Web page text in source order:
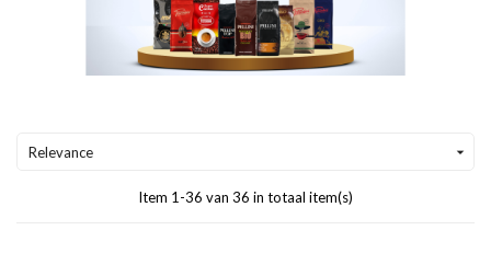
Relevance 
Item 1-36 van 36 in totaal item(s)